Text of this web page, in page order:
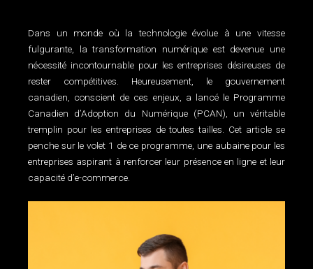
Dans un monde où la technologie évolue à une vitesse
fulgurante, la transformation numérique est devenue une
nécessité incontournable pour les entreprises désireuses de
rester compétitives. Heureusement, le gouvernement
canadien, conscient de ces enjeux, a lancé le Programme
Canadien d’Adoption du Numérique (PCAN), un véritable
tremplin pour les entreprises de toutes tailles. Cet article se
penche sur le volet 1 de ce programme, une aubaine pour les
entreprises aspirant à renforcer leur présence en ligne et leur
capacité d’e-commerce.